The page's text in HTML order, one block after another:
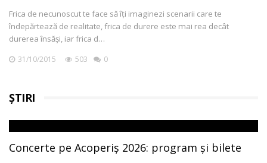
Frica de necunoscut te face să îți imaginezi scenarii care te
îndepărtează de realitate, frica de durere este mai rea decât
durerea însăşi, iar frica d…
31/10/2015 503 0
ȘTIRI
Concerte pe Acoperiș 2026: program și bilete